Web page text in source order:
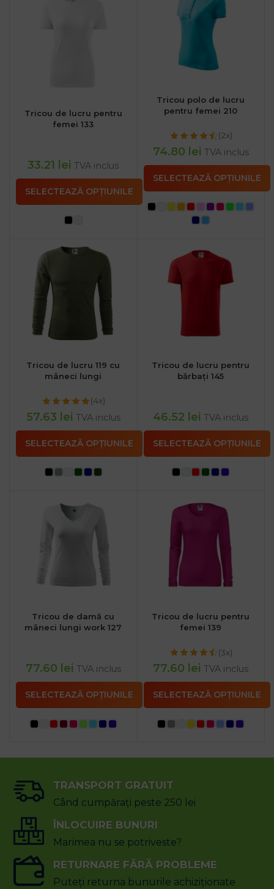
Tricou de lucru pentru
femei 133
33.21 lei TVA inclus
SELECTEAZĂ OPȚIUNILE
Tricou polo de lucru
pentru femei 210
(2x)
74.80 lei TVA inclus
SELECTEAZĂ OPȚIUNILE
Tricou de lucru 119 cu
mâneci lungi
(4x)
57.63 lei TVA inclus
SELECTEAZĂ OPȚIUNILE
Tricou de lucru pentru
bărbați 145
46.52 lei TVA inclus
SELECTEAZĂ OPȚIUNILE
Tricou de damă cu
mâneci lungi work 127
77.60 lei TVA inclus
SELECTEAZĂ OPȚIUNILE
Tricou de lucru pentru
femei 139
(3x)
77.60 lei TVA inclus
SELECTEAZĂ OPȚIUNILE
TRANSPORT GRATUIT
Când cumpărați peste 250 lei
ÎNLOCUIRE BUNURI
Marimea nu se potriveste?
RETURNARE FĂRĂ PROBLEME
Puteți returna bunurile achiziționate